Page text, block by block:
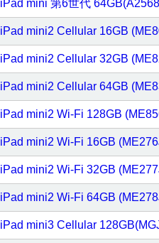
iPad mini 第6世代
iPad mini2 Cellular 16GB
iPad mini2 Cellular 32GB
iPad mini2 Cellular 64GB
iPad mini2 Wi-Fi 128GB
iPad mini2 Wi-Fi 16GB
iPad mini2 Wi-Fi 32GB
iPad mini2 Wi-Fi 64GB
iPad mini3 Cellular